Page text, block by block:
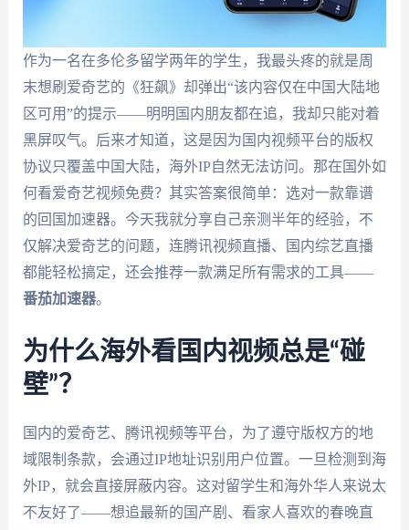
作为一名在多伦多留学两年的学生，我最头疼的就是周
末想刷爱奇艺的《狂飙》却弹出“该内容仅在中国大陆地
区可用”的提示——明明国内朋友都在追，我却只能对着
黑屏叹气。后来才知道，这是因为国内视频平台的版权
协议只覆盖中国大陆，海外IP自然无法访问。那在国外如
何看爱奇艺视频免费？其实答案很简单：选对一款靠谱
的回国加速器。今天我就分享自己亲测半年的经验，不
仅解决爱奇艺的问题，连腾讯视频直播、国内综艺直播
都能轻松搞定，还会推荐一款满足所有需求的工具——
番茄加速器。
为什么海外看国内视频总是“碰
壁”？
国内的爱奇艺、腾讯视频等平台，为了遵守版权方的地
域限制条款，会通过IP地址识别用户位置。一旦检测到海
外IP，就会直接屏蔽内容。这对留学生和海外华人来说太
不友好了——想追最新的国产剧、看家人喜欢的春晚直